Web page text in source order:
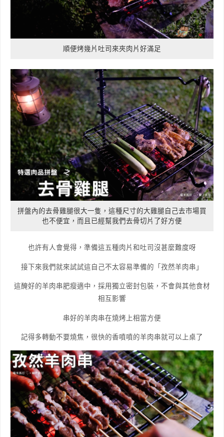
順便烤幾片吐司來夾肉片好滿足
拼盤內的去骨雞腿很大一隻，這種尺寸的大雞腿自己去市場買
也不便宜，而且已經幫我們去骨切片了好方便
也許有人會覺得，準備這五種肉片和吐司沒甚麼難度呀
接下來我們就來試試這自己不太容易準備的「孜然羊肉串」
這醃好的羊肉串肥瘦適中，採用獨立密封包裝，不會與其他食材
相互影響
串好的羊肉串在燒烤上相當方便
記得多轉動不要燒焦，很快的香噴噴的羊肉串就可以上桌了